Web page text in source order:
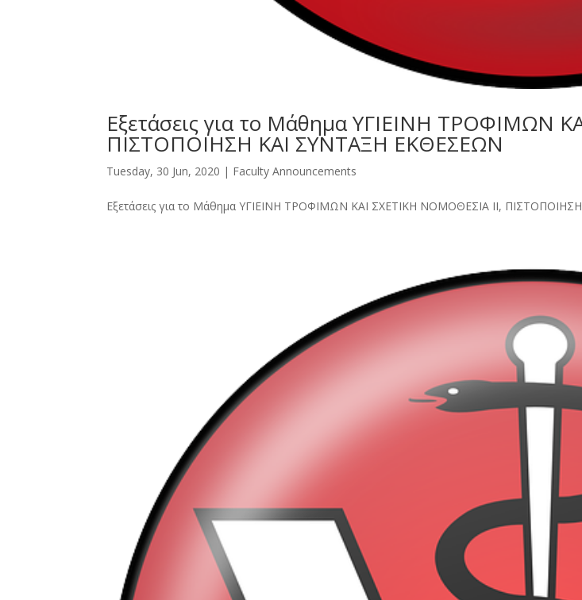
Εξετάσεις για το Μάθημα ΥΓΙΕΙΝΗ ΤΡΟΦΙΜΩΝ
ΠΙΣΤΟΠΟΙΗΣΗ ΚΑΙ ΣΥΝΤΑΞΗ ΕΚΘΕΣΕΩΝ
Tuesday, 30 Jun, 2020 | Faculty Announcements
Εξετάσεις για το Μάθημα ΥΓΙΕΙΝΗ ΤΡΟΦΙΜΩΝ ΚΑΙ ΣΧΕΤΙΚΗ ΝΟΜΟΘΕΣΙΑ II,